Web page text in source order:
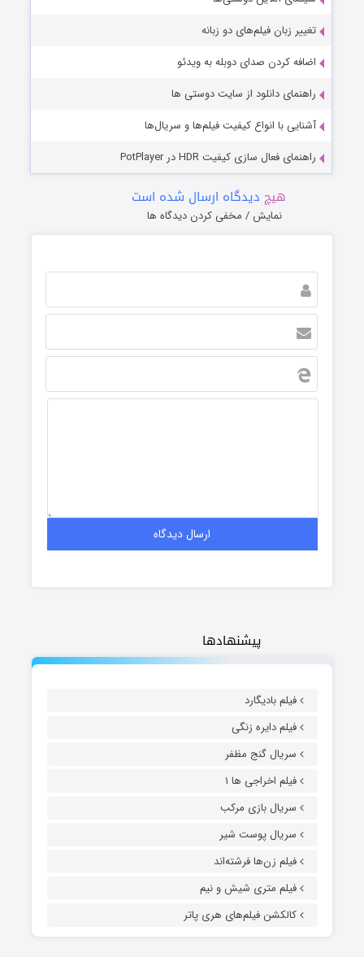
پیشنهادها
فیلم بادیگارد
فیلم دایره زنگی
سریال گنج مظفر
فیلم اخراجی ها ۱
سریال بازی مرکب
سریال پوست شیر
فیلم زن‌ها فرشته‌اند
فیلم متری شیش و نیم
کالکشن فیلم‌های هری پاتر
تغییر زبان فیلم‌های دو زبانه
اضافه کردن صدای دوبله به ویدئو
راهنمای دانلود از سایت دوستی ها
آشنایی با انواع کیفیت فیلم‌ها و سریال‌ها
راهنمای فعال سازی کیفیت HDR در PotPlayer
هیچ دیدگاه ارسال شده است
نمایش / مخفی کردن دیدگاه ها